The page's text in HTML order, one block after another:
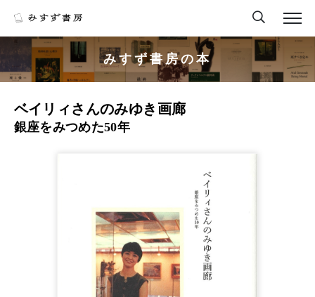
みすず書房の本
ベイリィさんのみゆき画廊
銀座をみつめた50年